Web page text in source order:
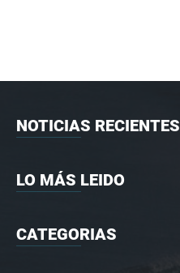
NOTICIAS RECIENTES
LO MÁS LEIDO
CATEGORIAS